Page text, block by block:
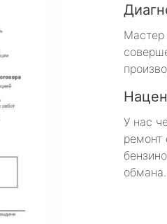
Мастер
У нас
ремонт
обмана.